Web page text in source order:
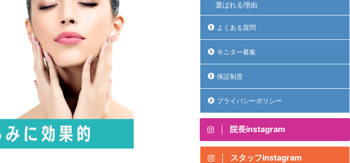
選ばれる理由
よくある質問
モニター募集
保証制度
プライバシーポリシー
院長instagram
スタッフinstagram